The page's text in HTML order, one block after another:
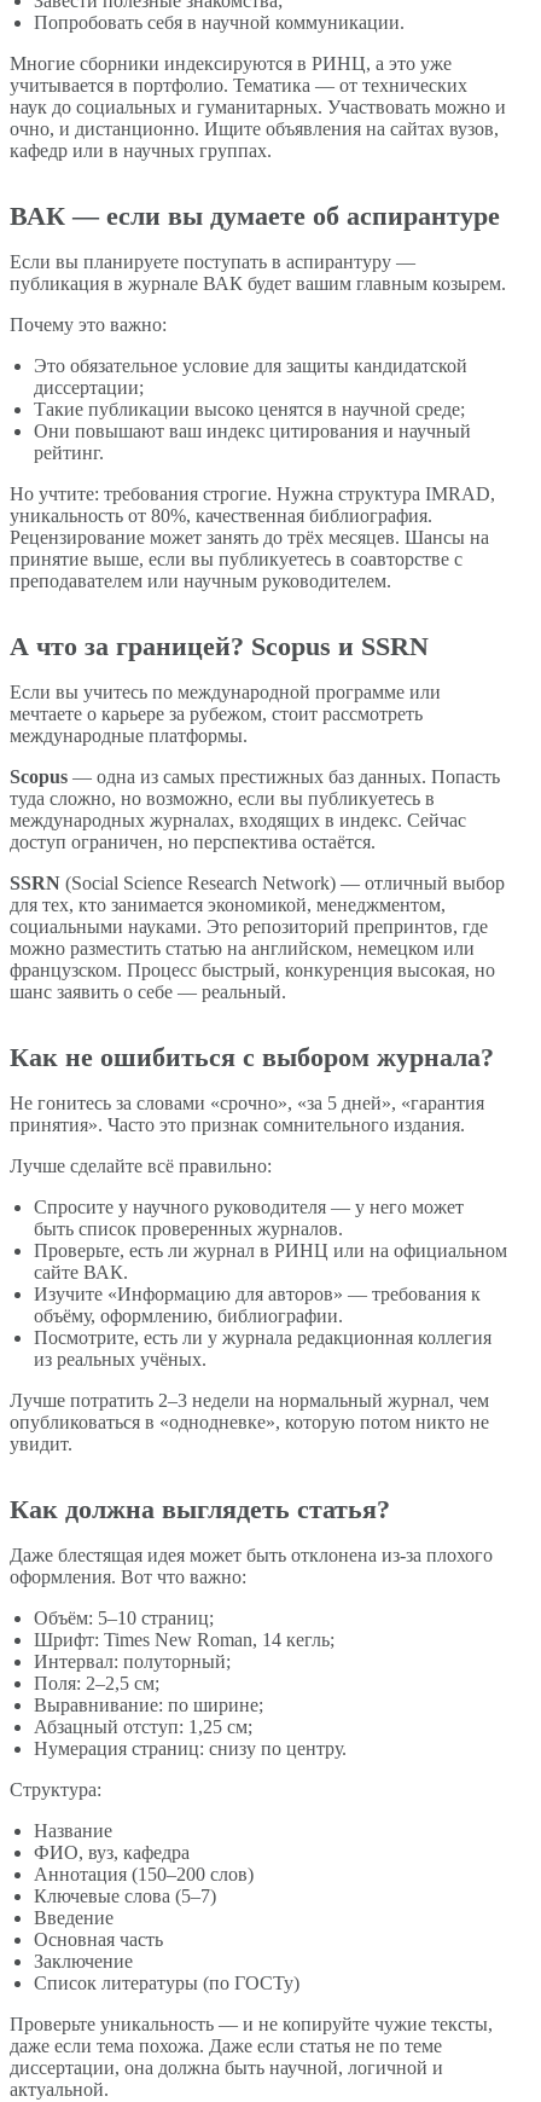
Попробовать себя в научной коммуникации.
Многие сборники индексируются в РИНЦ, а это уже
учитывается в портфолио. Тематика — от технических
наук до социальных и гуманитарных. Участвовать можно и
очно, и дистанционно. Ищите объявления на сайтах вузов,
кафедр или в научных группах.
ВАК — если вы думаете об аспирантуре
Если вы планируете поступать в аспирантуру —
публикация в журнале ВАК будет вашим главным козырем.
Почему это важно:
Это обязательное условие для защиты кандидатской
диссертации;
Такие публикации высоко ценятся в научной среде;
Они повышают ваш индекс цитирования и научный
рейтинг.
Но учтите: требования строгие. Нужна структура IMRAD,
уникальность от 80%, качественная библиография.
Рецензирование может занять до трёх месяцев. Шансы на
принятие выше, если вы публикуетесь в соавторстве с
преподавателем или научным руководителем.
А что за границей? Scopus и SSRN
Если вы учитесь по международной программе или
мечтаете о карьере за рубежом, стоит рассмотреть
международные платформы.
Scopus — одна из самых престижных баз данных. Попасть
туда сложно, но возможно, если вы публикуетесь в
международных журналах, входящих в индекс. Сейчас
доступ ограничен, но перспектива остаётся.
SSRN (Social Science Research Network) — отличный выбор
для тех, кто занимается экономикой, менеджментом,
социальными науками. Это репозиторий препринтов, где
можно разместить статью на английском, немецком или
французском. Процесс быстрый, конкуренция высокая, но
шанс заявить о себе — реальный.
Как не ошибиться с выбором журнала?
Не гонитесь за словами «срочно», «за 5 дней», «гарантия
принятия». Часто это признак сомнительного издания.
Лучше сделайте всё правильно:
Спросите у научного руководителя — у него может
быть список проверенных журналов.
Проверьте, есть ли журнал в РИНЦ или на официальном
сайте ВАК.
Изучите «Информацию для авторов» — требования к
объёму, оформлению, библиографии.
Посмотрите, есть ли у журнала редакционная коллегия
из реальных учёных.
Лучше потратить 2–3 недели на нормальный журнал, чем
опубликоваться в «однодневке», которую потом никто не
увидит.
Как должна выглядеть статья?
Даже блестящая идея может быть отклонена из-за плохого
оформления. Вот что важно:
Объём: 5–10 страниц;
Шрифт: Times New Roman, 14 кегль;
Интервал: полуторный;
Поля: 2–2,5 см;
Выравнивание: по ширине;
Абзацный отступ: 1,25 см;
Нумерация страниц: снизу по центру.
Структура:
Название
ФИО, вуз, кафедра
Аннотация (150–200 слов)
Ключевые слова (5–7)
Введение
Основная часть
Заключение
Список литературы (по ГОСТу)
Проверьте уникальность — и не копируйте чужие тексты,
даже если тема похожа. Даже если статья не по теме
диссертации, она должна быть научной, логичной и
актуальной.